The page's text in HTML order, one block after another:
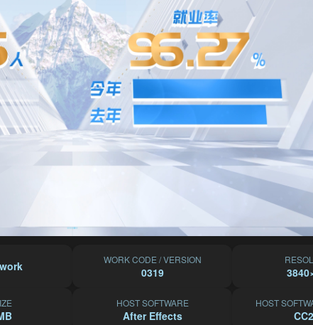
WORK CODE / VERSION
0319
HOST SOFTWARE
After Effects
HOST